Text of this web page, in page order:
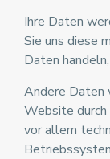
Ihre Daten
Sie uns diese
Daten
Andere Daten
Website
vor allem